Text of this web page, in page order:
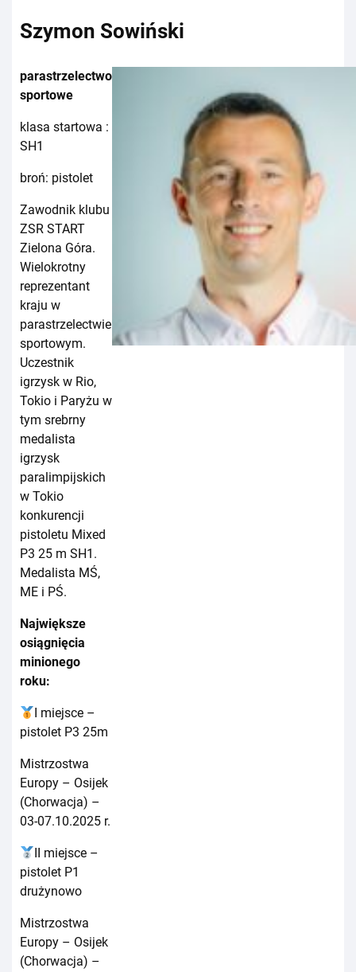
Szymon Sowiński
parastrzelectwo
sportowe
klasa startowa :
SH1
broń: pistolet
Zawodnik klubu
ZSR START
Zielona Góra.
Wielokrotny
reprezentant
kraju w
parastrzelectwie
sportowym.
Uczestnik
igrzysk w Rio,
Tokio i Paryżu w
tym srebrny
medalista
igrzysk
paralimpijskich
w Tokio
konkurencji
pistoletu Mixed
P3 25 m SH1.
Medalista MŚ,
ME i PŚ.
Największe
osiągnięcia
minionego
roku:
I miejsce –
pistolet P3 25m
Mistrzostwa
Europy – Osijek
(Chorwacja) –
03-07.10.2025 r.
II miejsce –
pistolet P1
drużynowo
Mistrzostwa
Europy – Osijek
(Chorwacja) –